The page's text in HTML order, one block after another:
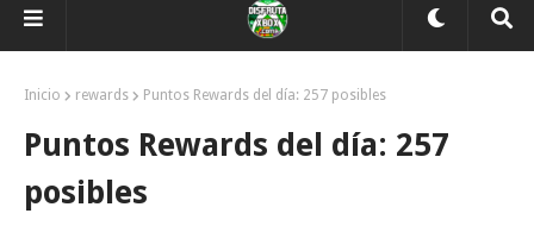
Inicio rewards Puntos Rewards del día: 257 posibles
Puntos Rewards del día: 257
posibles